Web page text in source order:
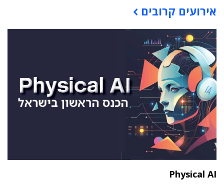
אירועים קרובים
Physical AI